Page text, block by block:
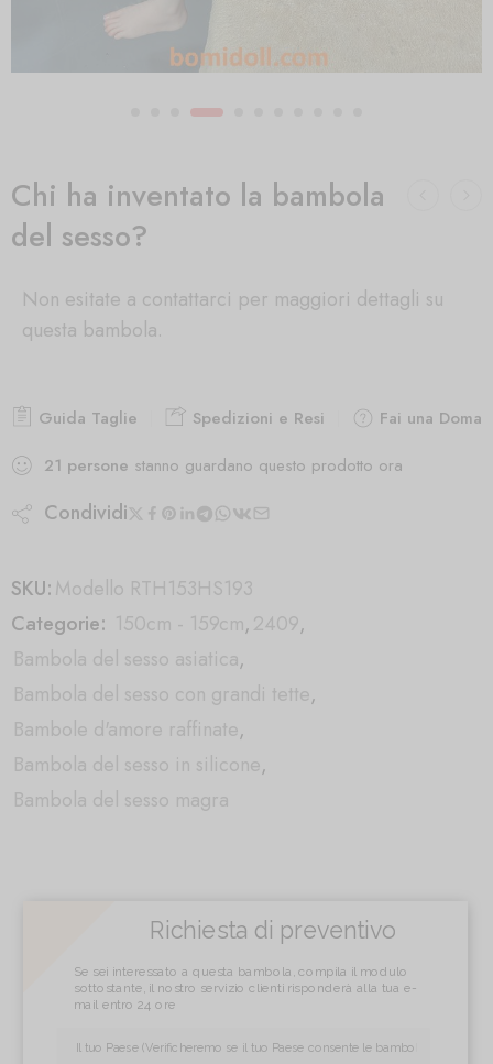
Chi ha inventato la bambola
del sesso?
Non esitate a contattarci per maggiori dettagli su
questa bambola.
Guida Taglie Spedizioni e Resi
Fai una
21 persone stanno guardano questo prodotto ora
Condividi
SKU:Modello RTH153HS193
Categorie: 150cm - 159cm,2409,
Bambola del sesso asiatica,
Bambola del sesso con grandi tette,
Bambole d'amore raffinate,
Bambola del sesso in silicone,
Bambola del sesso magra
Richiesta di preventivo
Se sei interessato a questa bambola, compila il modulo
sottostante, il nostro servizio clienti risponderà alla tua e-
mail entro 24 ore